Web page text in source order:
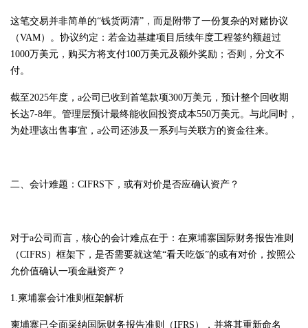
这笔交易并非简单的“钱货两清”，而是附带了一份复杂的对赌协议
（VAM）。协议约定：若金边基建项目后续年度工程签约额超过
1000万美元，购买方将支付100万美元及额外奖励；否则，分文不
付。
截至2025年度，a公司已收到首笔款项300万美元，预计整个回收期
长达7-8年。管理层预计最终能收回投资成本550万美元。与此同时，
为处理该出售事宜，a公司还涉及一系列与关联方的资金往来。
二、会计难题：CIFRS下，或有对价是否应确认资产？
对于a公司而言，核心的会计难点在于：在柬埔寨国际财务报告准则
（CIFRS）框架下，是否需要就这笔“看天吃饭”的或有对价，按照公
允价值确认一项金融资产？
1.柬埔寨会计准则框架解析
柬埔寨已全面采纳国际财务报告准则（IFRS），并将其重新命名